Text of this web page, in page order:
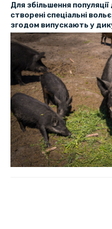
Для збільшення
створені спеціальні
згодом випускають у